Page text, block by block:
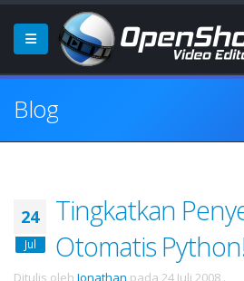
Blog
24
Jul
Tingkatkan
Otomatis
Ditulis oleh Jonathan pada 24 Juli 2008 .